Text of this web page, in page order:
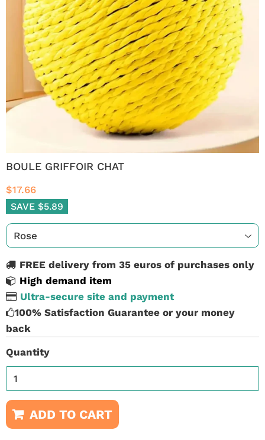
BOULE GRIFFOIR CHAT
$17.66
SAVE $5.89
FREE delivery from 35 euros of purchases only
High demand item
Ultra-secure site and payment
100% Satisfaction Guarantee or your money
back
Quantity
ADD TO CART